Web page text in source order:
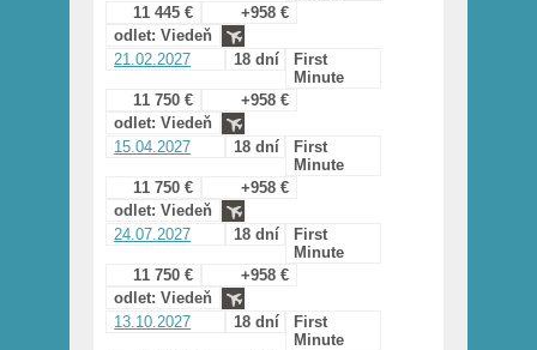
11 445 €
+958 €
odlet: Viedeň
21.02.2027
18 dní
First
Minute
11 750 €
+958 €
odlet: Viedeň
15.04.2027
18 dní
First
Minute
11 750 €
+958 €
odlet: Viedeň
24.07.2027
18 dní
First
Minute
11 750 €
+958 €
odlet: Viedeň
13.10.2027
18 dní
First
Minute